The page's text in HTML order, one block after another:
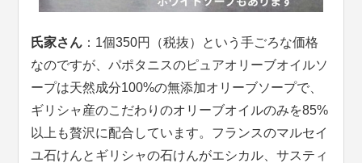
氏家さん ：1個350円（税抜）という手ごろな価格
なのですが、パポタニスのピュアオリーブオイルソ
ープは天然成分100%の無添加オリーブソープで、
ギリシャ産のこだわりのオリーブオイルのみを85%
以上も贅沢に配合しています。フランスのマルセイ
ユ石けんとギリシャの石けんがエシカル、サスティ